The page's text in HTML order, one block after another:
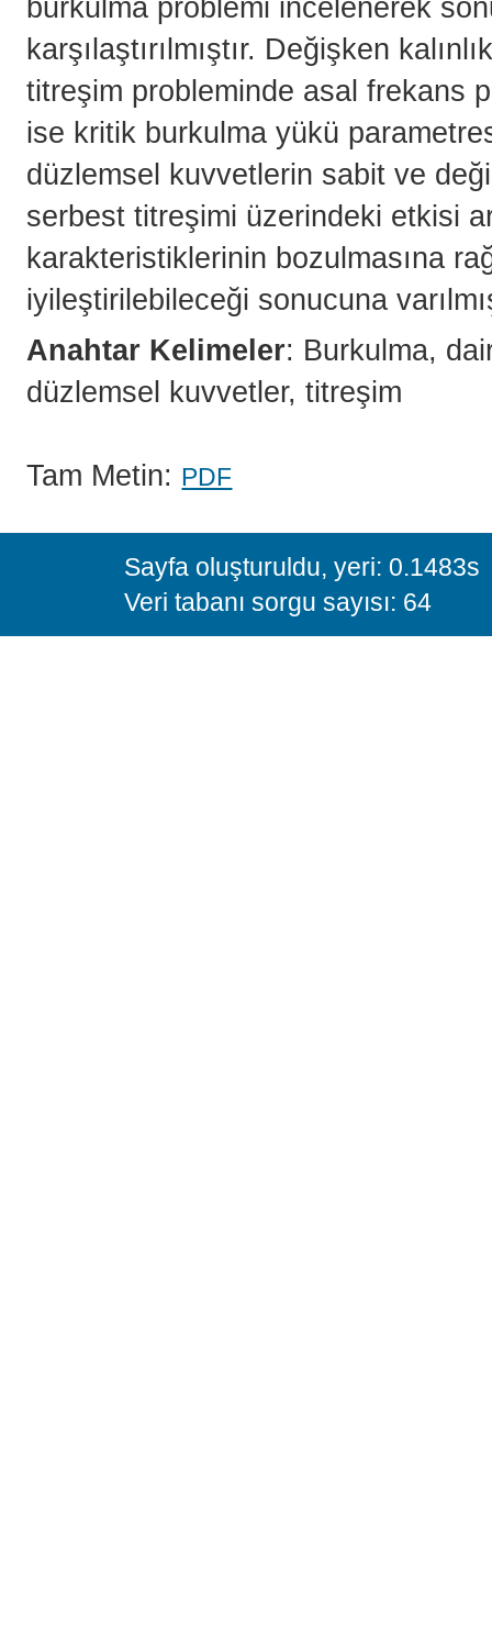
burkulma problemi incelenerek
karşılaştırılmıştır. Değişken
titreşim probleminde asal frekans
ise kritik burkulma yükü
düzlemsel kuvvetlerin sabit ve
serbest titreşimi üzerindeki etkisi
karakteristiklerinin bozulmasına
iyileştirilebileceği sonucuna
Anahtar Kelimeler: Burkulma,
düzlemsel kuvvetler, titreşim
Tam Metin: PDF
Sayfa oluşturuldu, yeri: 0.1483s
Veri tabanı sorgu sayısı: 64